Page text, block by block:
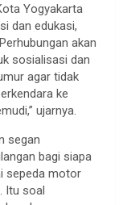
Yogyakarta
dan edukasi,
akan
sosialisasi dan
agar tidak
ke
ujarnya.
segan
bagi siapa
sepeda motor
Itu soal